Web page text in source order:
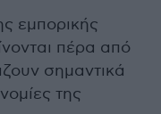
εμπορικής
πέρα από
σημαντικά
της